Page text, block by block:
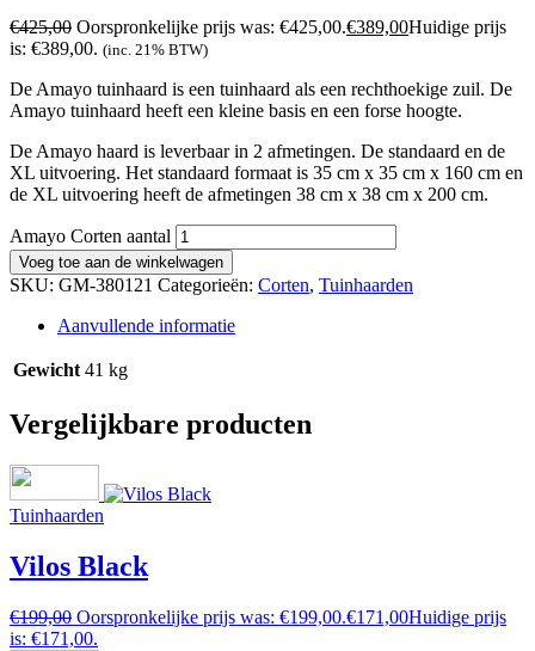
€425,00 Oorspronkelijke prijs was: €425,00.€389,00Huidige prijs
is: €389,00. (inc. 21% BTW)
De Amayo tuinhaard is een tuinhaard als een rechthoekige zuil. De
Amayo tuinhaard heeft een kleine basis en een forse hoogte.
De Amayo haard is leverbaar in 2 afmetingen. De standaard en de
XL uitvoering. Het standaard formaat is 35 cm x 35 cm x 160 cm en
de XL uitvoering heeft de afmetingen 38 cm x 38 cm x 200 cm.
Amayo Corten aantal
Voeg toe aan de winkelwagen
SKU: GM-380121 Categorieën: Corten, Tuinhaarden
Aanvullende informatie
Gewicht 41 kg
Vergelijkbare producten
Tuinhaarden
Vilos Black
€199,00 Oorspronkelijke prijs was: €199,00.€171,00Huidige prijs
is: €171,00.